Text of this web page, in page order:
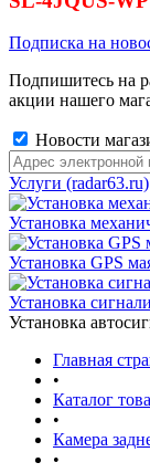
Подписка на
Подпишитесь на
акции нашего
Новости
Услуги (radar63.ru)
Установка
Установка GPS
Установка
Установка
Главная
•
Каталог
•
Камера
•